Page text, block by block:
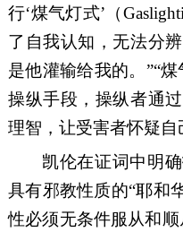
行‘煤气灯式’（
了自我认知，无法分
是他灌输给我的。”“
操纵手段，操纵者通
理智，让受害者怀疑自
凯伦在证词中明
具有邪教性质的“耶和
性必须无条件服从和